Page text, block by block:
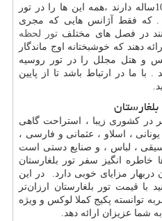
ساله دارند ،همه این ها را در تور
. که فقط آژانس هایی که مجری
در فصل های مختلف تور لحظه
دهند که خوشبختانه اوج ماندگار
و هتل مجلل را در تور روسیه
با ما در ارتباط باشد تا از پایین
در کشوری زیبا ، استراحت گاهی
، اسلاو ، عثمانی و فارسی ،
، لباس ، و صنایع دستی است
انگیز سفر تور بلغارستان
مزایای خوبی دارد. در این
با قیمت تور بلغارستان ارزان‌تر
توانسته پکیج کملا لوکس و ویژه
شما عزیزان ارائه دهد.